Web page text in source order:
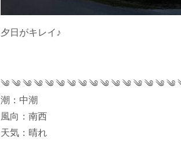
夕日がキレイ♪
༄ ༄ ༄ ༄ ༄ ༄ ༄ ༄ ༄ ༄ ༄ ༄ ༄ ༄ ༄ ༄
潮：中潮
風向：南西
天気：晴れ